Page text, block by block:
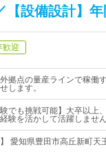
【設備設計】
歓迎
拠点の量産ラインで稼働
します。
験でも挑戦可能】大卒以
を活かして活躍しませ
】 愛知県豊田市高丘新町